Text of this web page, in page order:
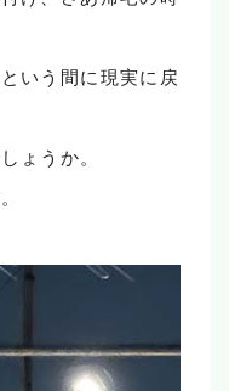
いう間に現実に戻
ょうか。